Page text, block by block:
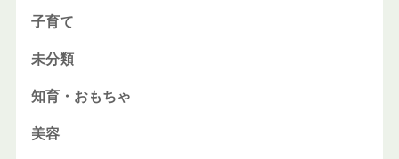
子育て
未分類
知育・おもちゃ
美容